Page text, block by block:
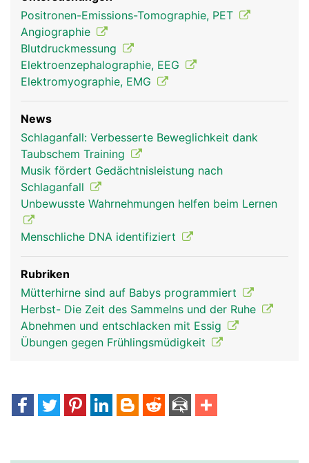
Grosshirn Frau
Positronen-Emissions-Tomographie, PET
Angiographie
Blutdruckmessung
Elektroenzephalographie, EEG
Elektromyographie, EMG
News
Schlaganfall: Verbesserte Beweglichkeit dank
Taubschem Training
Musik fördert Gedächtnisleistung nach
Schlaganfall
Unbewusste Wahrnehmungen helfen beim Lernen
Menschliche DNA identifiziert
Rubriken
Mütterhirne sind auf Babys programmiert
Herbst- Die Zeit des Sammelns und der Ruhe
Abnehmen und entschlacken mit Essig
Übungen gegen Frühlingsmüdigkeit